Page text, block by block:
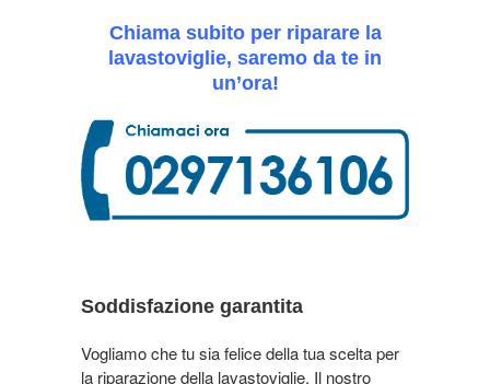
Chiama subito per riparare la
lavastoviglie, saremo da te in
un’ora!
Soddisfazione garantita
Vogliamo che tu sia felice della tua scelta per
la riparazione della lavastoviglie. Il nostro